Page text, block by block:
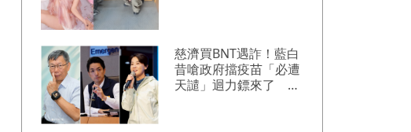
慈濟買BNT遇詐！藍白
昔嗆政府擋疫苗「必遭
天譴」迴力鏢來了 荒